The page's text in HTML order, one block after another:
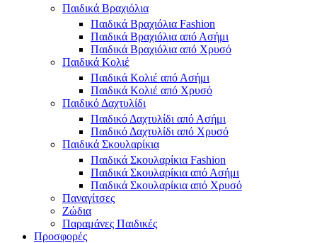
Παιδικά Βραχιόλια
Παιδικά Βραχιόλια Fashion
Παιδικά Βραχιόλια από Ασήμι
Παιδικά Βραχιόλια από Χρυσό
Παιδικά Κολιέ
Παιδικά Κολιέ από Ασήμι
Παιδικά Κολιέ από Χρυσό
Παιδικό Δαχτυλίδι
Παιδικό Δαχτυλίδι από Ασήμι
Παιδικό Δαχτυλίδι από Χρυσό
Παιδικά Σκουλαρίκια
Παιδικά Σκουλαρίκια Fashion
Παιδικά Σκουλαρίκια από Ασήμι
Παιδικά Σκουλαρίκια από Χρυσό
Παναγίτσες
Ζώδια
Παραμάνες Παιδικές
Προσφορές